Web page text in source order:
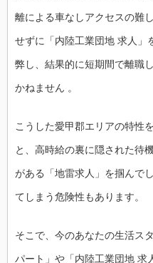
離による車なしアクセスの難
せずに「内陸工業団地 求人」
弊し、結果的に短期間で離職
かねません 。
こうした愛甲郡エリアの特性
と、高時給の裏に隠された待
がある「地雷求人」を掴んで
てしまう危険性もあります。
そこで、今のあなたの生活ス
パート」や「内陸工業団地 求